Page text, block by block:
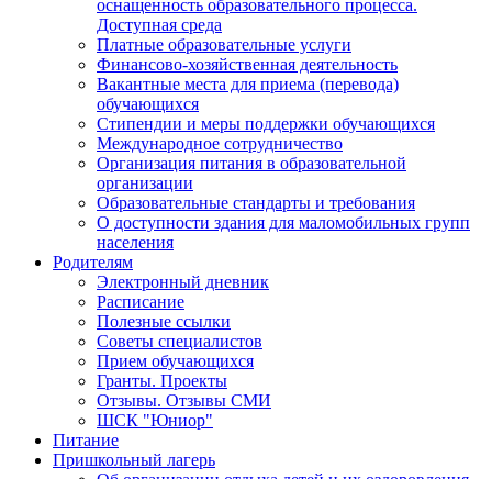
оснащенность образовательного процесса.
Доступная среда
Платные образовательные услуги
Финансово-хозяйственная деятельность
Вакантные места для приема (перевода)
обучающихся
Стипендии и меры поддержки обучающихся
Международное сотрудничество
Организация питания в образовательной
организации
Образовательные стандарты и требования
О доступности здания для маломобильных групп
населения
Родителям
Электронный дневник
Расписание
Полезные ссылки
Советы специалистов
Прием обучающихся
Гранты. Проекты
Отзывы. Отзывы СМИ
ШСК "Юниор"
Питание
Пришкольный лагерь